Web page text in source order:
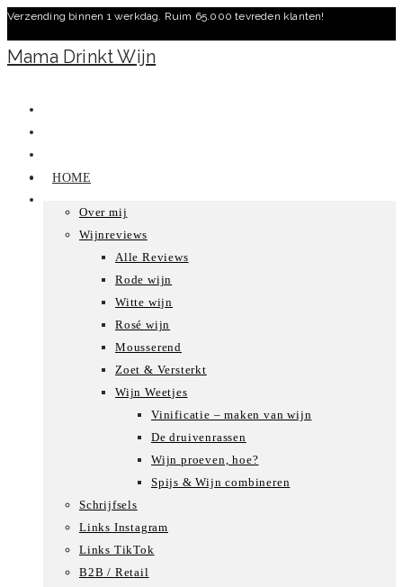
Ga
naar
inhoud
Verzending binnen 1 werkdag. Ruim 65.000 tevreden klanten!
Mama Drinkt Wijn
HOME
Over mij
Wijnreviews
Alle Reviews
Rode wijn
Witte wijn
Rosé wijn
Mousserend
Zoet & Versterkt
Wijn Weetjes
Vinificatie – maken van wijn
De druivenrassen
Wijn proeven, hoe?
Spijs & Wijn combineren
Schrijfsels
Links Instagram
Links TikTok
B2B / Retail